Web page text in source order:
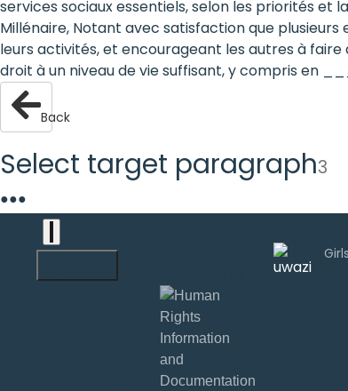
Positioning
girls at
the
heart of
the
international
agenda
Database
services sociaux essentiels, selon les priorités
Millénaire, Notant avec satisfaction que
leurs activités, et encourageant les autres à
droit à un niveau de vie suffisant, y compris en
Back
Select target paragraph3
●●●